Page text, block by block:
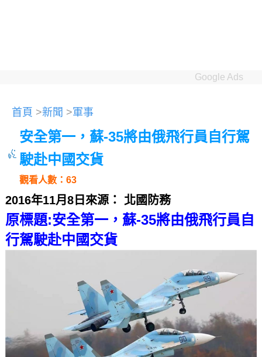
Google Ads
首頁 >新聞 >軍事
安全第一，蘇-35將由俄飛行員自行駕
駛赴中國交貨
觀看人數：63
2016年11月8日來源： 北國防務
原標題:安全第一，蘇-35將由俄飛行員自
行駕駛赴中國交貨